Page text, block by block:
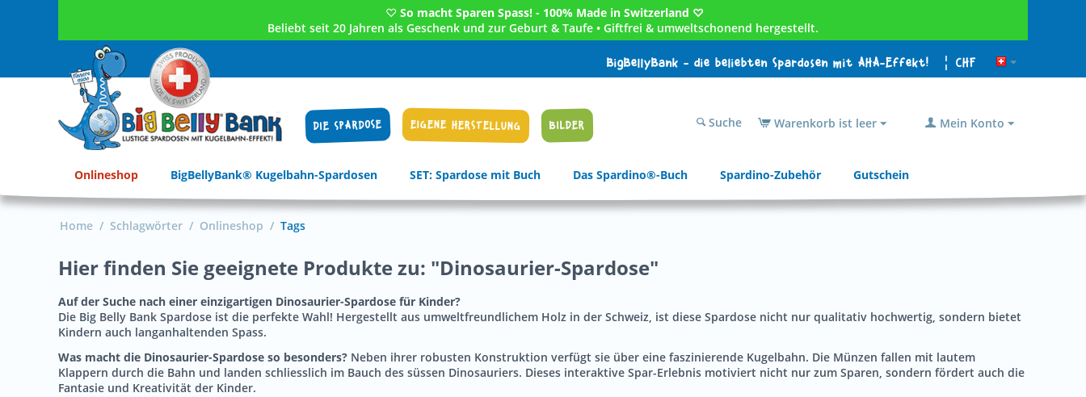
♡ So macht Sparen Spass! - 100% Made in Switzerland ♡
Beliebt seit 20 Jahren als Geschenk und zur Geburt & Taufe • Giftfrei & umweltschonend hergestellt.
BigBellyBank - die beliebten Spardosen mit AHA-Effekt! ¦ CHF
DIE SPARDOSE EIGENE HERSTELLUNG BILDER Mein Konto
Warenkorb ist leer
Suche
Onlineshop BigBellyBank® Kugelbahn-Spardosen SET: Spardose mit Buch Das Spardino®-Buch Spardino-Zubehör Gutschein
Home / Schlagwörter / Onlineshop / Tags
Hier finden Sie geeignete Produkte zu: "Dinosaurier-Spardose"
Auf der Suche nach einer einzigartigen Dinosaurier-Spardose für Kinder?
Die Big Belly Bank Spardose ist die perfekte Wahl! Hergestellt aus umweltfreundlichem Holz in der Schweiz, ist diese Spardose nicht nur qualitativ hochwertig, sondern bietet
Kindern auch langanhaltenden Spass.
Was macht die Dinosaurier-Spardose so besonders? Neben ihrer robusten Konstruktion verfügt sie über eine faszinierende Kugelbahn. Die Münzen fallen mit lautem
Klappern durch die Bahn und landen schliesslich im Bauch des süssen Dinosauriers. Dieses interaktive Spar-Erlebnis motiviert nicht nur zum Sparen, sondern fördert auch die
Fantasie und Kreativität der Kinder.